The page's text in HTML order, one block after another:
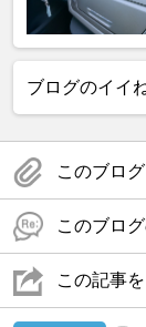
ブログのイイ
このブロ
このブロ
この記事